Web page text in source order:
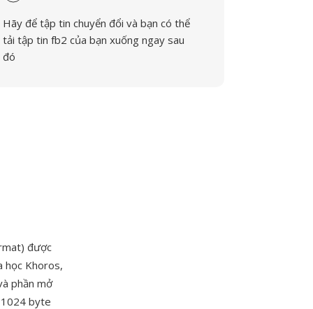
Hãy để tập tin chuyển đổi và bạn có thể
tải tập tin fb2 của bạn xuống ngay sau
đó
được
học Khoros,
phần mở
byte